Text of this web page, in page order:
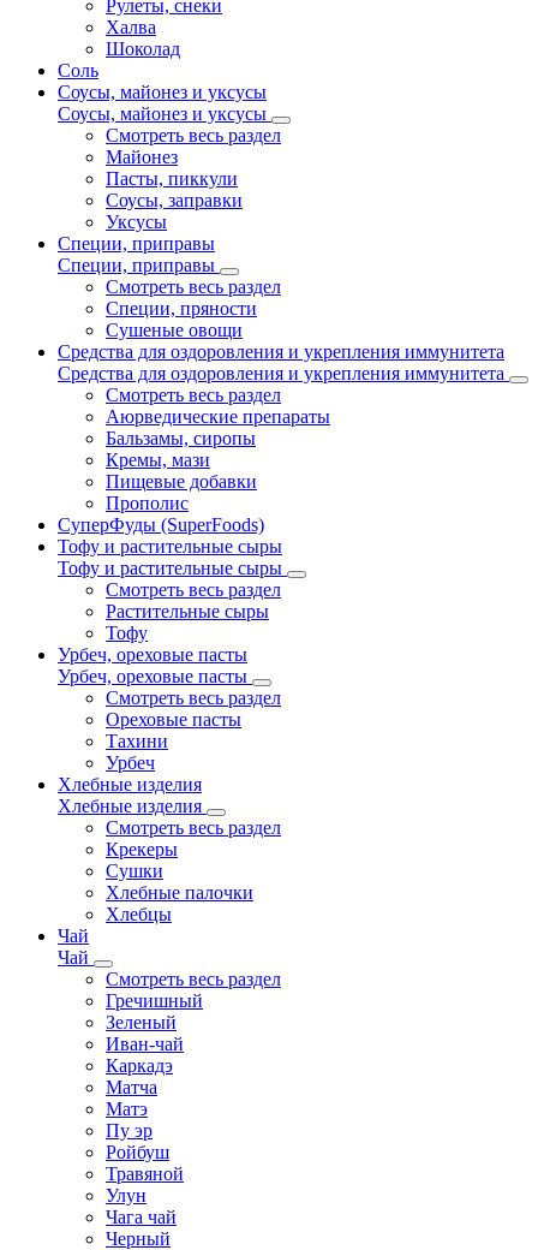
Рулеты, снеки
Халва
Шоколад
Соль
Соусы, майонез и уксусы
Соусы, майонез и уксусы
Смотреть весь раздел
Майонез
Пасты, пиккули
Соусы, заправки
Уксусы
Специи, приправы
Специи, приправы
Смотреть весь раздел
Специи, пряности
Сушеные овощи
Средства для оздоровления и укрепления иммунитета
Средства для оздоровления и укрепления иммунитета
Смотреть весь раздел
Аюрведические препараты
Бальзамы, сиропы
Кремы, мази
Пищевые добавки
Прополис
СуперФуды (SuperFoods)
Тофу и растительные сыры
Тофу и растительные сыры
Смотреть весь раздел
Растительные сыры
Тофу
Урбеч, ореховые пасты
Урбеч, ореховые пасты
Смотреть весь раздел
Ореховые пасты
Тахини
Урбеч
Хлебные изделия
Хлебные изделия
Смотреть весь раздел
Крекеры
Сушки
Хлебные палочки
Хлебцы
Чай
Чай
Смотреть весь раздел
Гречишный
Зеленый
Иван-чай
Каркадэ
Матча
Матэ
Пу эр
Ройбуш
Травяной
Улун
Чага чай
Черный